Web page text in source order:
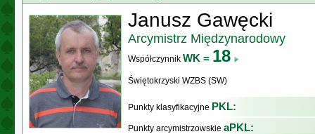
Janusz Gawęcki
Arcymistrz Międzynarodowy
Współczynnik WK = 18
Świętokrzyski WZBS (SW)
Punkty klasyfikacyjne PKL:
Punkty arcymistrzowskie aPKL: